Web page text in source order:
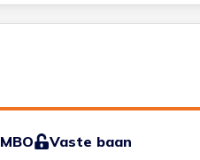
MBO Vaste baan